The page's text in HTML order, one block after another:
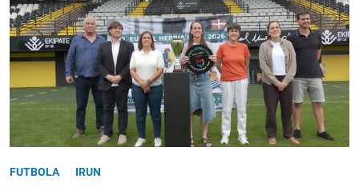
FUTBOLA IRUN